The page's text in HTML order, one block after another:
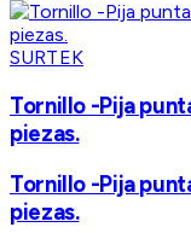
SURTEK
Tornillo -Pija
piezas.
Tornillo -Pija
piezas.